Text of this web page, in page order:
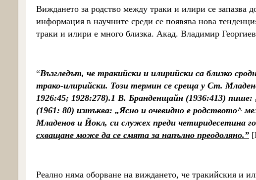
Виждането за родство между траки и илири се запазва
информация в научните среди се появява нова
траки и илири е много близка. Акад. Владимир
“Възгледът, че тракийски и илирийски са близко
трако-илирийски. Този термин се среща у Ст.
1926:45; 1928:278).1 В. Бранденщайн (1936:413) пише:
(1961: 80) изтъква: „Ясно и очевидно е родството^
Младенов и Йокл, си служех преди четиридесетина
схващане може да се смята за напълно преодоляно.”
Реално няма оборване на виждането, че тракийския и